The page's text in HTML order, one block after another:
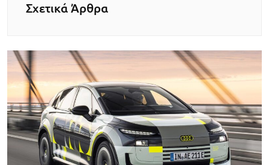
Σχετικά Άρθρα